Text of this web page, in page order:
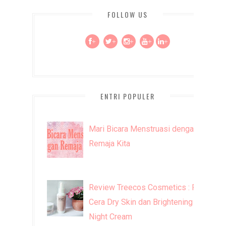
FOLLOW US
+ + + + +
ENTRI POPULER
Mari Bicara Menstruasi dengan
Remaja Kita
Review Treecos Cosmetics : FW
Cera Dry Skin dan Brightening
Night Cream